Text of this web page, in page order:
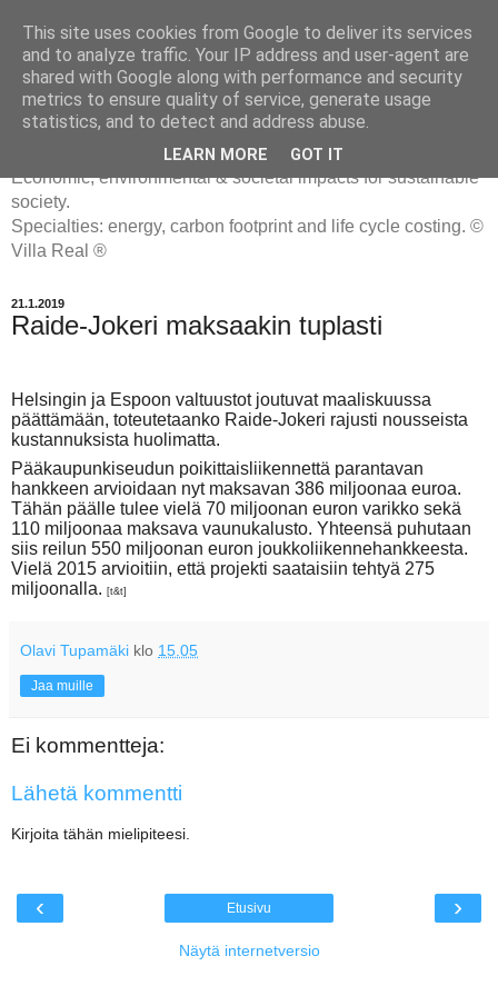
ENERGIATYHMYRIT
Economic, environmental & societal impacts for sustainable
society.
Specialties: energy, carbon footprint and life cycle costing. ©
Villa Real ®
21.1.2019
Raide-Jokeri maksaakin tuplasti
Helsingin ja Espoon valtuustot joutuvat maaliskuussa
päättämään, toteutetaanko Raide-Jokeri rajusti nousseista
kustannuksista huolimatta.
Pääkaupunkiseudun poikittaisliikennettä parantavan
hankkeen arvioidaan nyt maksavan 386 miljoonaa euroa.
Tähän päälle tulee vielä 70 miljoonan euron varikko sekä
110 miljoonaa maksava vaunukalusto. Yhteensä puhutaan
siis reilun 550 miljoonan euron joukkoliikennehankkeesta.
Vielä 2015 arvioitiin, että projekti saataisiin tehtyä 275
miljoonalla. [t&t]
Olavi Tupamäki klo 15.05
Jaa muille
Ei kommentteja:
Lähetä kommentti
Kirjoita tähän mielipiteesi.
‹ ›
Etusivu
Näytä internetversio
This site uses cookies from Google to deliver its services
and to analyze traffic. Your IP address and user-agent are
shared with Google along with performance and security
metrics to ensure quality of service, generate usage
statistics, and to detect and address abuse.
LEARN MORE GOT IT